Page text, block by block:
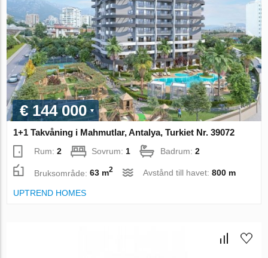
€ 144 000
1+1 Takvåning i Mahmutlar, Antalya, Turkiet Nr. 39072
Rum:2 Sovrum: 1 Badrum:2
Bruksområde:63 m2 Avstånd till havet:800 m
UPTREND HOMES